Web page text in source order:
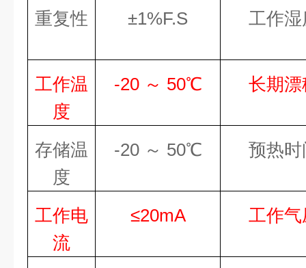
重复性
±1%F.S 工作湿
工作温
度
-20～ 50℃ 长期漂
存储温
度
-20～ 50℃ 预热时
工作电
流
≤20mA 工作气